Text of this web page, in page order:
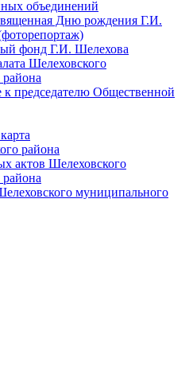
объединений
Дню рождения Г.И.
фонд Г.И. Шелехова
Шелеховского
председателю Общественной
района
актов Шелеховского
муниципального